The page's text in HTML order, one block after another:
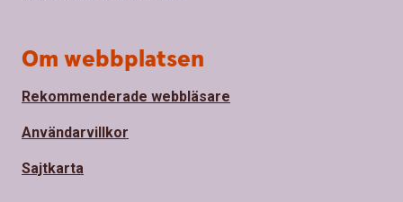
Om webbplatsen
Rekommenderade webbläsare
Användarvillkor
Sajtkarta